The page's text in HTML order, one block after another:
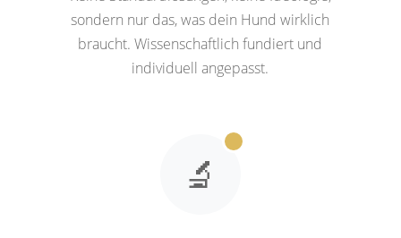
sondern nur das, was dein Hund wirklich
braucht. Wissenschaftlich fundiert und
individuell angepasst.
🔬